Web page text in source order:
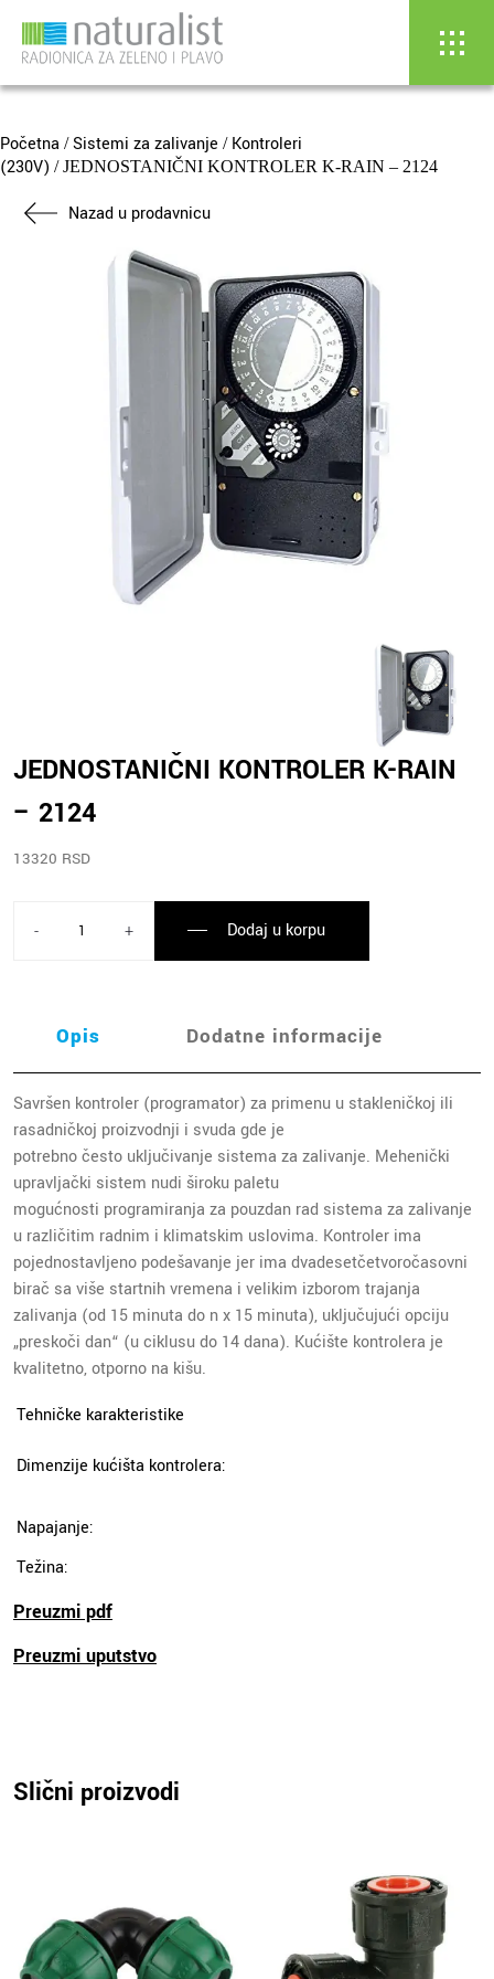
Početna /Sistemi za zalivanje / Kontroleri
(230V) / JEDNOSTANIČNI KONTROLER K-RAIN – 2124
Nazad u prodavnicu
JEDNOSTANIČNI KONTROLER K-RAIN
– 2124
13320 RSD
- + Dodaj u korpu
Opis Dodatne informacije
Savršen kontroler (programator) za primenu u stakleničkoj ili
rasadničkoj proizvodnji i svuda gde je
potrebno često uključivanje sistema za zalivanje. Mehenički
upravljački sistem nudi široku paletu
mogućnosti programiranja za pouzdan rad sistema za zalivanje
u različitim radnim i klimatskim uslovima. Kontroler ima
pojednostavljeno podešavanje jer ima dvadesetčetvoročasovni
birač sa više startnih vremena i velikim izborom trajanja
zalivanja (od 15 minuta do n x 15 minuta), uključujući opciju
„preskoči dan“ (u ciklusu do 14 dana). Kućište kontrolera je
kvalitetno, otporno na kišu.
Tehničke karakteristike
Dimenzije kućišta kontrolera:
Napajanje:
Težina:
Preuzmi pdf
Preuzmi uputstvo
Slični proizvodi